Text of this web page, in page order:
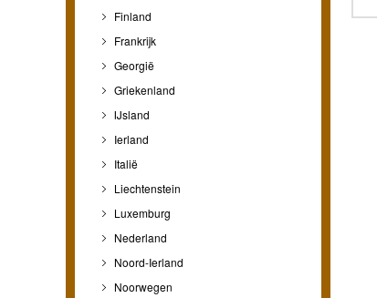
Finland
Frankrijk
Georgië
Griekenland
IJsland
Ierland
Italië
Liechtenstein
Luxemburg
Nederland
Noord-Ierland
Noorwegen